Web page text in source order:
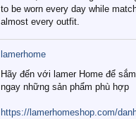
to be worn every day while
almost every outfit.
lamerhome
Hãy đến với lamer Home để sắm
ngay những sản phẩm phù hợp
https://lamerhomeshop.com/